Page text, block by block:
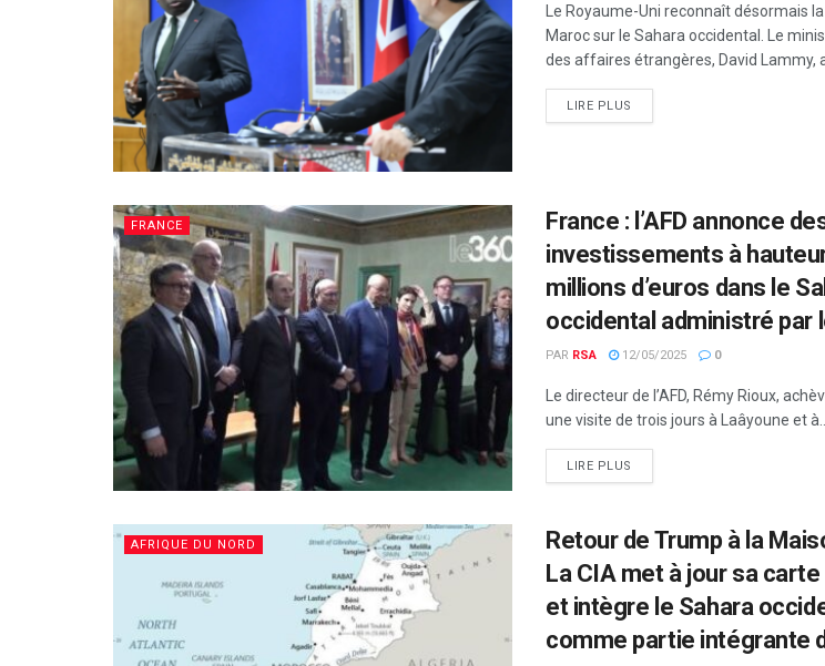
Le Royaume-Uni reconnaît désormais
Maroc sur le Sahara occidental. Le
des affaires étrangères, David Lammy,
LIRE PLUS
FRANCE
France : l’AFD annonce
investissements à
millions d’euros dans le
occidental administré par
PAR RSA 12/05/2025 0
Le directeur de l’AFD, Rémy Rioux,
une visite de trois jours à Laâyoune et
LIRE PLUS
AFRIQUE DU NORD
Retour de Trump à la
La CIA met à jour sa
et intègre le Sahara
comme partie intégrante